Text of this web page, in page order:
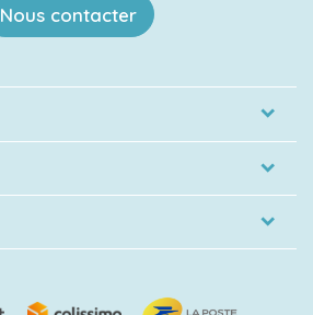
Nous contacter